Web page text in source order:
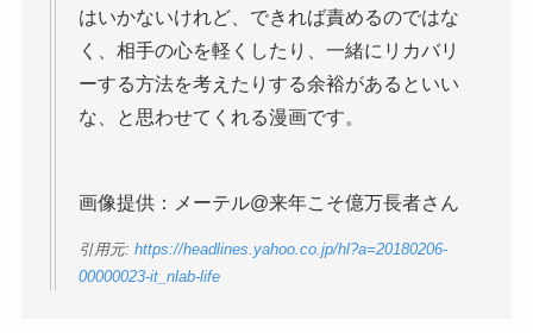
はいかないけれど、できれば責めるのではな
く、相手の心を軽くしたり、一緒にリカバリ
ーする方法を考えたりする余裕があるといい
な、と思わせてくれる漫画です。
画像提供：メーテル@来年こそ億万長者さん
引用元: https://headlines.yahoo.co.jp/hl?a=20180206-
00000023-it_nlab-life